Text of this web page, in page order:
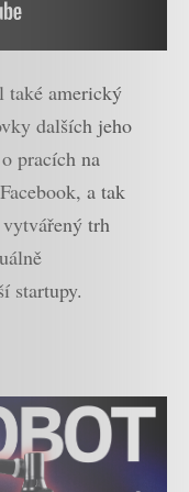
americký
dalších jeho
pracích na
a tak
vytvářený trh
startupy.